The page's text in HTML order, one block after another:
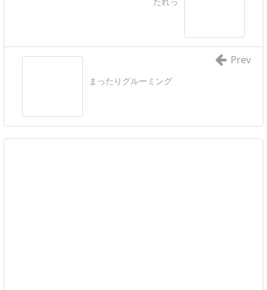
まったりグルーミング
Prev